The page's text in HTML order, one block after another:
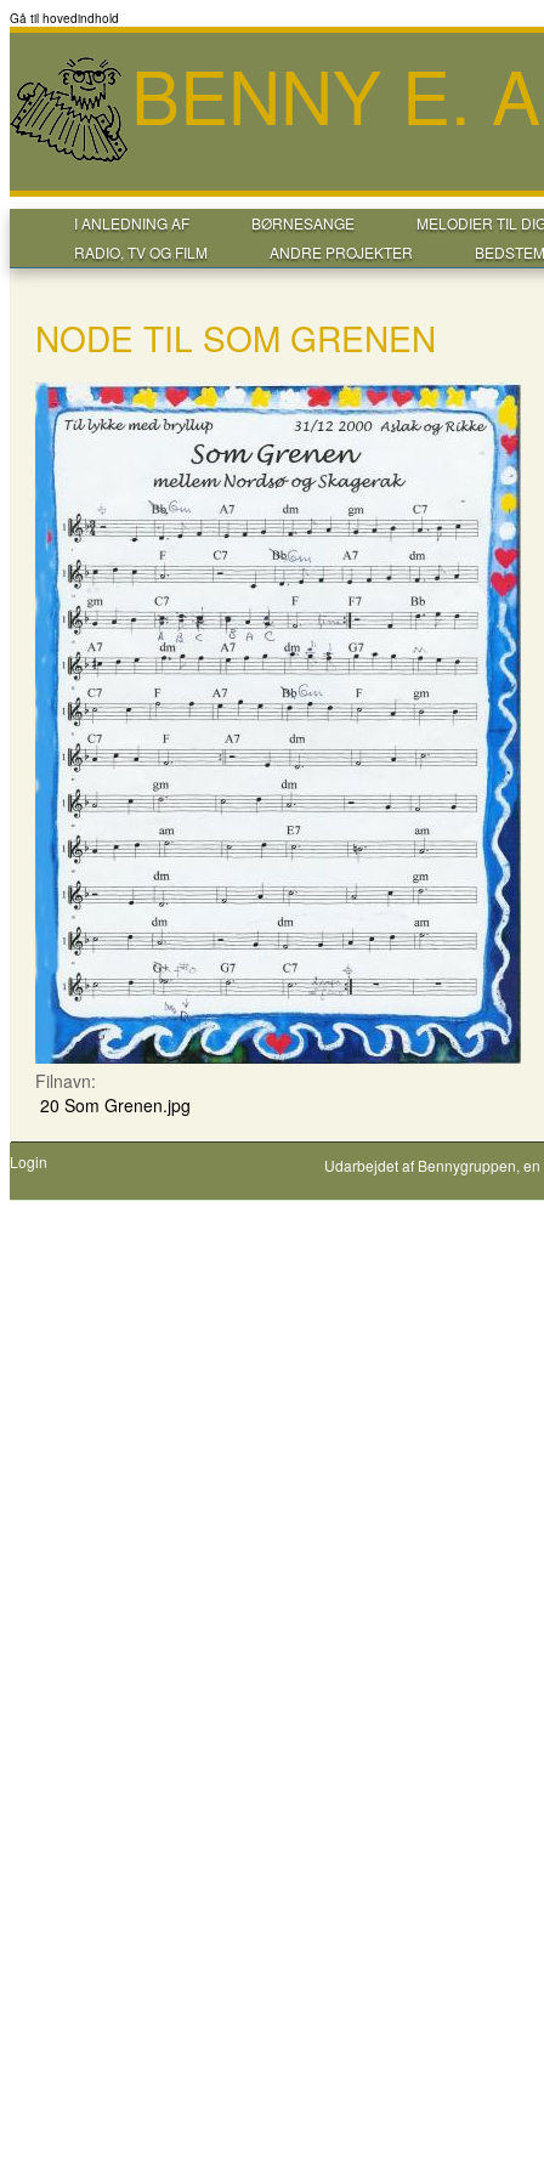
Gå til hovedindhold
BENNY E.
I ANLEDNING AF BØRNESANGE
MELODIER TIL
RADIO, TV OG FILM
ANDRE PROJEKTER
NODE TIL SOM GRENEN
Filnavn:
20 Som Grenen.jpg
Login Udarbejdet af Bennygruppen,